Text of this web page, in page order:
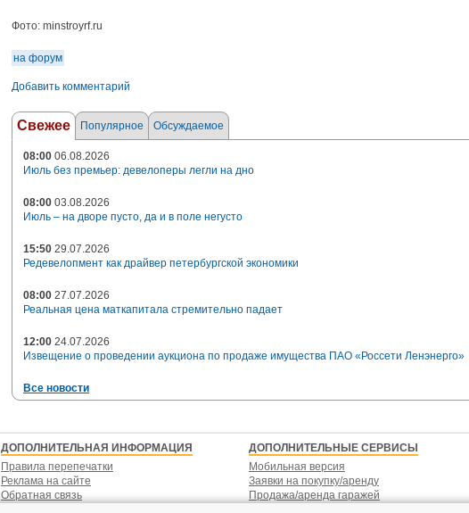
Фото: minstroyrf.ru
на форум
Добавить комментарий
Свежее Популярное Обсуждаемое
08:00 06.08.2026
Июль без премьер: девелоперы легли на дно
08:00 03.08.2026
Июль – на дворе пусто, да и в поле негусто
15:50 29.07.2026
Редевелопмент как драйвер петербургской экономики
08:00 27.07.2026
Реальная цена маткапитала стремительно падает
12:00 24.07.2026
Извещение о проведении аукциона по продаже имущества ПАО «Россети Ленэнерго»
Все новости
ДОПОЛНИТЕЛЬНАЯ ИНФОРМАЦИЯ
Правила перепечатки
Реклама на сайте
Обратная связь
ДОПОЛНИТЕЛЬНЫЕ СЕРВИСЫ
Мобильная версия
Заявки на покупку/аренду
Продажа/аренда гаражей